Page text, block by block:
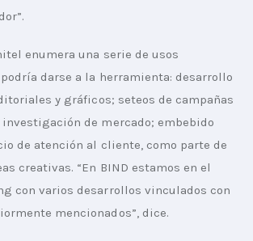
enumera una serie de usos
darse a la herramienta: desarrollo
y gráficos; seteos de campañas
investigación de mercado; embebido
de atención al cliente, como parte de
creativas. “En BIND estamos en el
con varios desarrollos vinculados con
mencionados”, dice.